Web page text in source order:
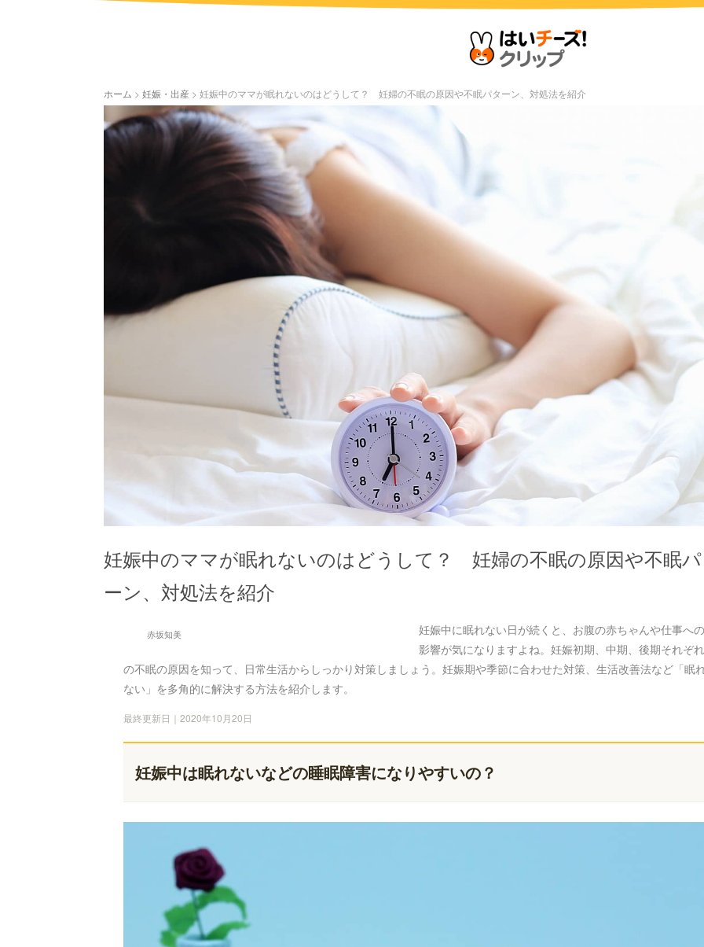
ホーム > 妊娠・出産 > 妊娠中のママが眠れないのはどうして？ 妊婦の不眠の原因や不眠パターン、対処法を紹介
妊娠中のママが眠れないのはどうして？ 妊婦の不眠の原因や不眠
ーン、対処法を紹介
赤坂知美
最終更新日｜2020年10月20日
妊娠中に眠れない日が続くと、お腹の赤ちゃんや仕事へ
影響が気になりますよね。妊娠初期、中期、後期それぞ
の不眠の原因を知って、日常生活からしっかり対策しましょう。妊娠期や季節に合わせた対策、生活改善法など「眠
ない」を多角的に解決する方法を紹介します。
妊娠中は眠れないなどの睡眠障害になりやすいの？